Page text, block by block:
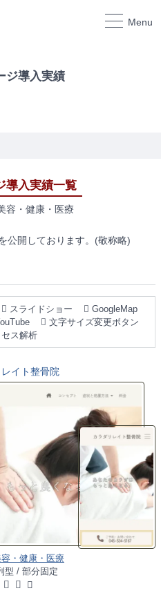
Menu
ジ導入実績
導入実績一覧
容・健康・医療
公開しております。(敬称略)
スライドショー
GoogleMap
文字サイズ変更ボタン
セス解析
イト整骨院
・健康・医療
型 / 部分固定